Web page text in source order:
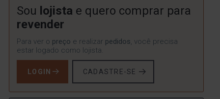
Sou lojista e quero comprar para
revender
Para ver o preço e realizar pedidos, você precisa
estar logado como lojista.
LOGIN CADASTRE-SE